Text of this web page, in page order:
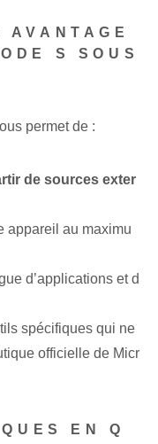
S SOUS
permet de :
de⁤ sources⁤ exter
appareil au maximu
d’applications et d
spécifiques qui ne
officielle de Micr
EN Q